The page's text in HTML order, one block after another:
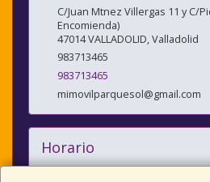
C/Juan Mtnez Villergas 11 y C/
Encomienda)
47014VALLADOLID,Valladolid
983713465
983713465
mimovilparquesol@gmail.com
Horario
10:00/14:00 y 17:00/20:30